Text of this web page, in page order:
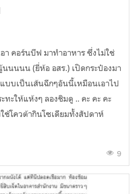
อา คอร์นบีฟ มาทำอาหาร ซึ่งไม่ใช่
นนนน (ยี่ห้อ อสร.) เปิดกระป๋องมา
บบเป็นเส้นฉีกๆอันนี้เหมือนเอาไป
ทะให้แห้งๆ ลองชิมดู .. คะ คะ คะ
ช้โควต้ากินโซเดียมทั้งสัปดาห์
9